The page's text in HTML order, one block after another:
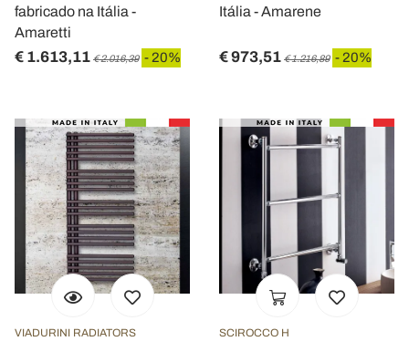
fabricado na Itália -
Amaretti
€ 1.613,11 € 2.016,39 - 20%
Itália - Amarene
€ 973,51 € 1.216,89 - 20%
VIADURINI RADIATORS SCIROCCO H